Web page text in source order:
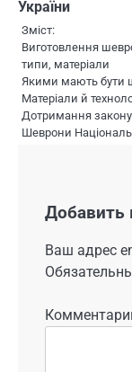
України
Зміст:
Виготовлення
типи, матеріали
Якими мають бути
Матеріали й
Дотримання закону
Шеврони
Добавить
Ваш адрес